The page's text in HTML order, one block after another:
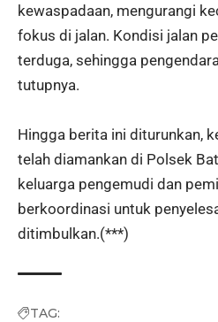
kewaspadaan, mengurangi
fokus di jalan. Kondisi jalan
terduga, sehingga
tutupnya.
Hingga berita ini diturunkan,
telah diamankan di Polsek
keluarga pengemudi dan
berkoordinasi untuk
ditimbulkan.(***)
TAG: